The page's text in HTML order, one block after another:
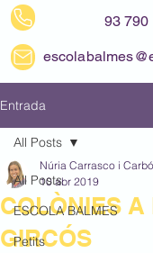
93 790
Entrada
All Posts
ESCOLA BALMES
Petits
All Posts
COLÒNIES A
GIRCÓS
Núria Carrasco i Carbó
10 abr 2019